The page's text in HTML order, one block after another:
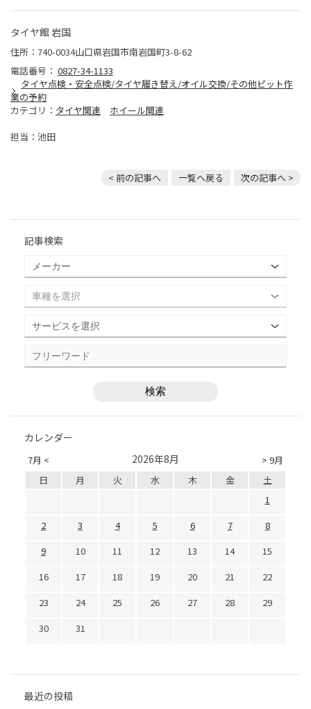
タイヤ館 岩国
住所：740-0034山口県岩国市南岩国町3-8-62
電話番号： 0827-34-1133
タイヤ点検・安全点検/タイヤ履き替え/オイル交換/その他ピット作
業の予約
カテゴリ： タイヤ関連
ホイール関連
担当：池田
< 前の記事へ 一覧へ戻る 次の記事へ >
記事検索
カレンダー
7月 < > 9月
2026年8月
日 月 火 水 木 金
土
1
2
3 4 5 6 7
8
9
10 11 12 13 14
15
16
17 18 19 20 21
22
23
24 25 26 27 28
29
30
31
最近の投稿